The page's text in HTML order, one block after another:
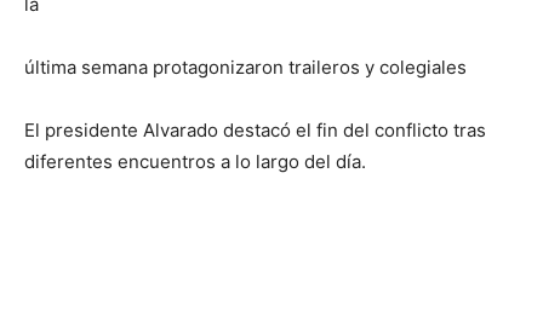
última semana protagonizaron traileros y colegiales
El presidente Alvarado destacó el fin del conflicto tras
diferentes encuentros a lo largo del día.